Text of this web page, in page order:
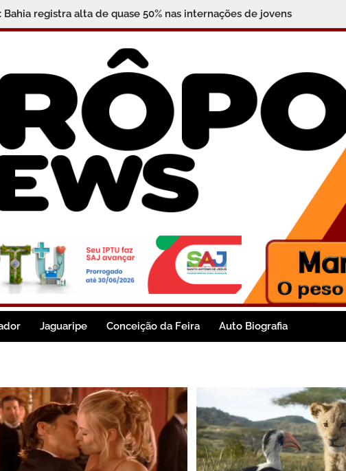
Bahia registra alta de quase 50% nas internações de jovens
Jaguaripe Conceição da Feira Auto Biografia